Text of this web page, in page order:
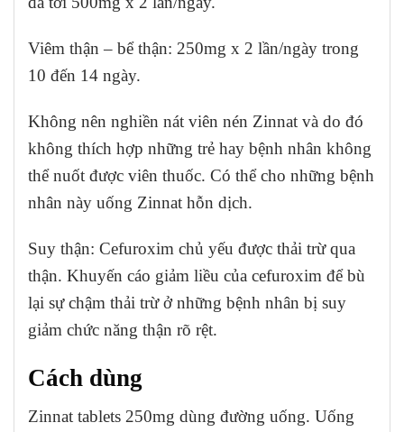
Viêm thận – bể thận: 250mg x 2 lần/ngày trong
10 đến 14 ngày.
Không nên nghiền nát viên nén Zinnat và do đó
không thích hợp những trẻ hay bệnh nhân không
thể nuốt được viên thuốc. Có thể cho những bệnh
nhân này uống Zinnat hỗn dịch.
Suy thận: Cefuroxim chủ yếu được thải trừ qua
thận. Khuyến cáo giảm liều của cefuroxim để bù
lại sự chậm thải trừ ở những bệnh nhân bị suy
giảm chức năng thận rõ rệt.
Cách dùng
Zinnat tablets 250mg dùng đường uống. Uống